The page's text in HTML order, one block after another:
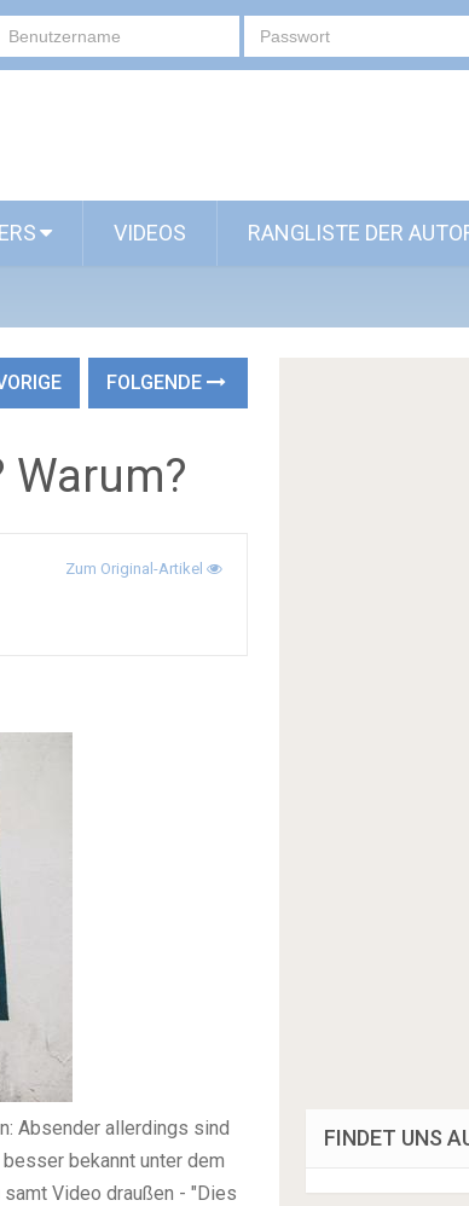
VIDEOS RANGLISTE DER
FOLGENDE
Warum?
Zum Original-Artikel
Absender allerdings sind
bekannt unter dem
Video draußen - "Dies
FINDET UNS